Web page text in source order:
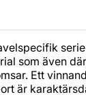
som även
Ett
är